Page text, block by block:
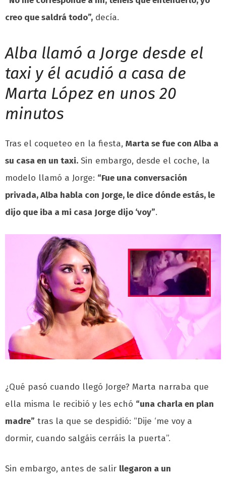
creo que saldrá todo”, decía.
Alba llamó a Jorge desde el
taxi y él acudió a casa de
Marta López en unos 20
minutos
Tras el coqueteo en la fiesta, Marta se fue con Alba a
su casa en un taxi. Sin embargo, desde el coche, la
modelo llamó a Jorge: “Fue una conversación
privada, Alba habla con Jorge, le dice dónde estás, le
dijo que iba a mi casa Jorge dijo ‘voy”.
¿Qué pasó cuando llegó Jorge? Marta narraba que
ella misma le recibió y les echó “una charla en plan
madre” tras la que se despidió: “Dije ‘me voy a
dormir, cuando salgáis cerráis la puerta”.
Sin embargo, antes de salir llegaron a un